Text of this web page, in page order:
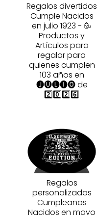
Regalos divertidos
Cumple Nacidos
en julio 1923 - 🥳
Productos y
Artículos para
regalar para
quienes cumplen
103 años en
🅙🅤🅛🅘🅞 de
2️⃣0️⃣2️⃣6️⃣
Regalos
personalizados
Cumpleaños
Nacidos en mayo